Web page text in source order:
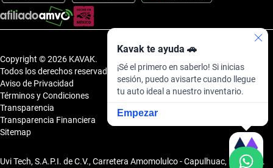
Kavak te ayuda 🚗
¡Sé el primero en saberlo! Si inicias
sesión, puedo avisarte cuando llegue
tu auto ideal a nuestro inventario.
Empezar
Copyright © 2026 KAVAK.
Todos los derechos reservados.
Aviso de Privacidad
Términos y Condiciones
Transparencia
Transparencia Financiera
Sitemap
Uvi Tech, S.A.P.I. de C.V., Carretera Amomolulco - Capulhuac, No. 1 Col.